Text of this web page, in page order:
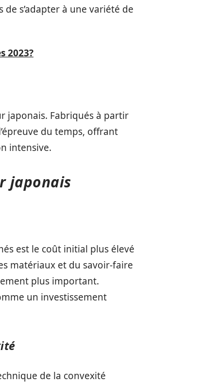
s’adapter à une variété de
2023?
japonais. Fabriqués à partir
du temps, offrant
intensive.
japonais
est le coût initial plus élevé
matériaux et du savoir-faire
plus important.
un investissement
de la convexité